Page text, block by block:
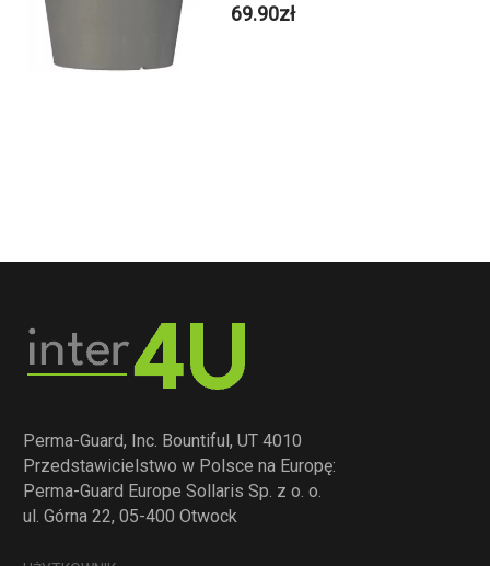
69.90zł
Perma-Guard, Inc. Bountiful, UT 4010
Przedstawicielstwo w Polsce na Europę:
Perma-Guard Europe Sollaris Sp. z o. o.
ul. Górna 22, 05-400 Otwock